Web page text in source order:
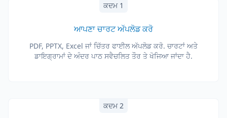
ਕਦਮ 1
ਆਪਣਾ ਚਾਰਟ ਅੱਪਲੋਡ ਕਰੋ
PDF, PPTX, Excel ਜਾਂ ਚਿੱਤਰ ਫਾਈਲ ਅੱਪਲੋਡ ਕਰੋ. ਚਾਰਟਾਂ ਅਤੇ
ਡਾਇਗ੍ਰਾਮਾਂ ਦੇ ਅੰਦਰ ਪਾਠ ਸਵੈਚਲਿਤ ਤੌਰ ਤੇ ਖੋਜਿਆ ਜਾਂਦਾ ਹੈ.
ਕਦਮ 2